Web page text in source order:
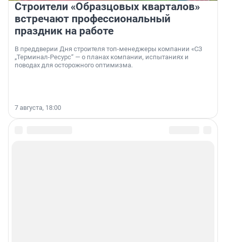
Строители «Образцовых кварталов»
встречают профессиональный
праздник на работе
В преддверии Дня строителя топ-менеджеры компании «СЗ
„Терминал-Ресурс“ — о планах компании, испытаниях и
поводах для осторожного оптимизма.
7 августа, 18:00